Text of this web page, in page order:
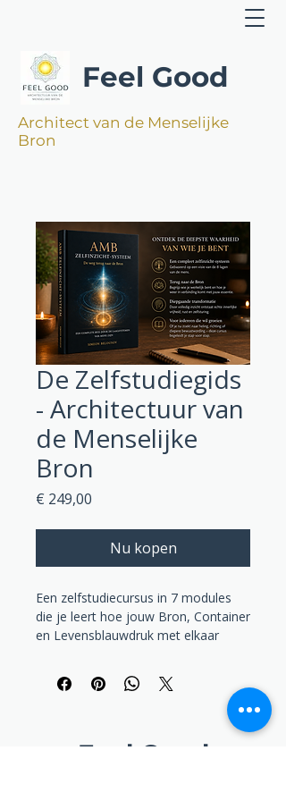
Feel Good
Architect van de Menselijke
Bron
De Zelfstudiegids
- Architectuur van
de Menselijke
Bron
€ 249,00
Nu kopen
Een zelfstudiecursus in 7 modules
die je leert hoe jouw Bron, Container
en Levensblauwdruk met elkaar
systeem verstoort.
Feel Good